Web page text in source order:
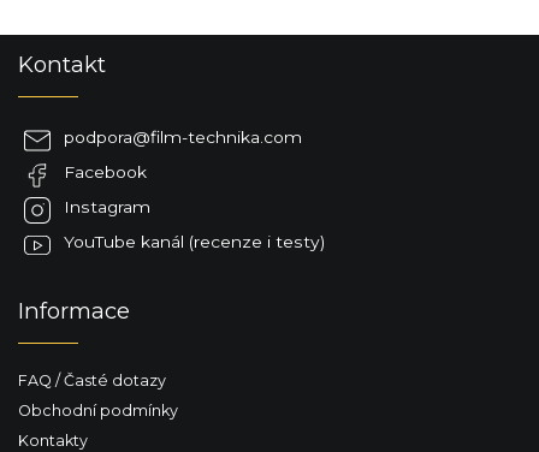
Kontakt
podpora@film-technika.com
Facebook
Instagram
YouTube kanál (recenze i testy)
Informace
FAQ / Časté dotazy
Obchodní podmínky
Kontakty